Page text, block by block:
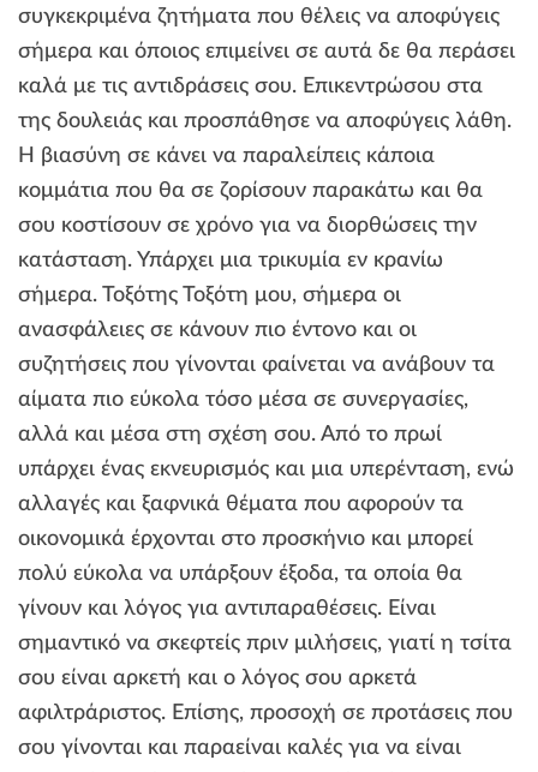
συγκεκριμένα ζητήματα που θέλεις να αποφύγεις
σήμερα και όποιος επιμείνει σε αυτά δε θα περάσει
καλά με τις αντιδράσεις σου. Επικεντρώσου στα
της δουλειάς και προσπάθησε να αποφύγεις λάθη.
Η βιασύνη σε κάνει να παραλείπεις κάποια
κομμάτια που θα σε ζορίσουν παρακάτω και θα
σου κοστίσουν σε χρόνο για να διορθώσεις την
κατάσταση. Υπάρχει μια τρικυμία εν κρανίω
σήμερα. Τοξότης Τοξότη μου, σήμερα οι
ανασφάλειες σε κάνουν πιο έντονο και οι
συζητήσεις που γίνονται φαίνεται να ανάβουν τα
αίματα πιο εύκολα τόσο μέσα σε συνεργασίες,
αλλά και μέσα στη σχέση σου. Από το πρωί
υπάρχει ένας εκνευρισμός και μια υπερένταση, ενώ
αλλαγές και ξαφνικά θέματα που αφορούν τα
οικονομικά έρχονται στο προσκήνιο και μπορεί
πολύ εύκολα να υπάρξουν έξοδα, τα οποία θα
γίνουν και λόγος για αντιπαραθέσεις. Είναι
σημαντικό να σκεφτείς πριν μιλήσεις, γιατί η τσίτα
σου είναι αρκετή και ο λόγος σου αρκετά
αφιλτράριστος. Επίσης, προσοχή σε προτάσεις που
σου γίνονται και παραείναι καλές για να είναι